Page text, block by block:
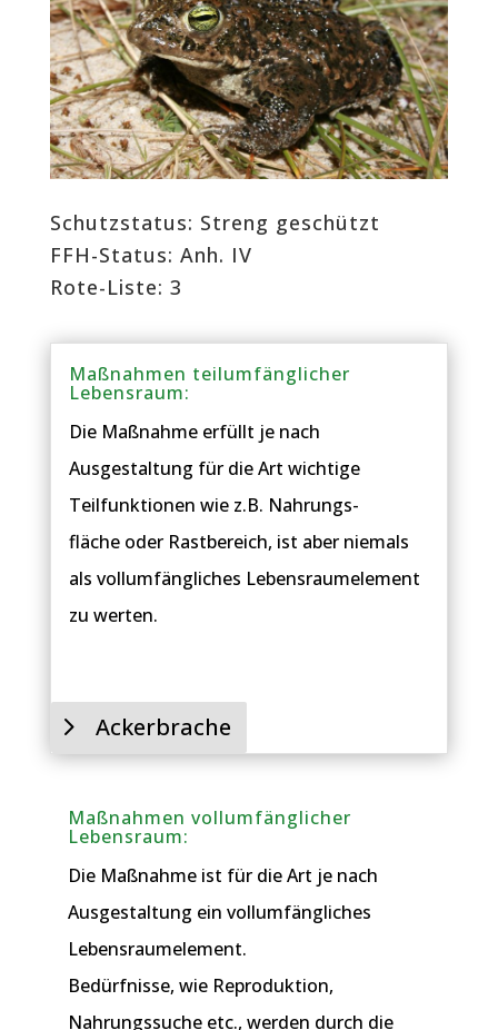
Schutzstatus: Streng geschützt
FFH-Status: Anh. IV
Rote-Liste: 3
Maßnahmen teilumfänglicher
Lebensraum:
Die Maßnahme erfüllt je nach
Ausgestaltung für die Art wichtige
Teilfunktionen wie z.B. Nahrungs-
fläche oder Rastbereich, ist aber niemals
als vollumfängliches Lebensraumelement
zu werten.
Ackerbrache
Maßnahmen vollumfänglicher
Lebensraum:
Die Maßnahme ist für die Art je nach
Ausgestaltung ein vollumfängliches
Lebensraumelement.
Bedürfnisse, wie Reproduktion,
Nahrungssuche etc., werden durch die